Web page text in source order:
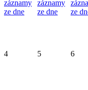
záznamy
ze dne
záznamy
ze dne
ze
4 5 6